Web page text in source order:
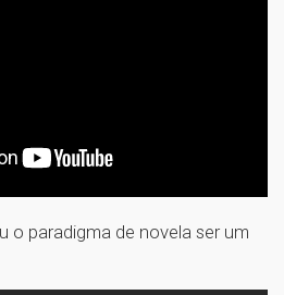
o paradigma de novela ser um